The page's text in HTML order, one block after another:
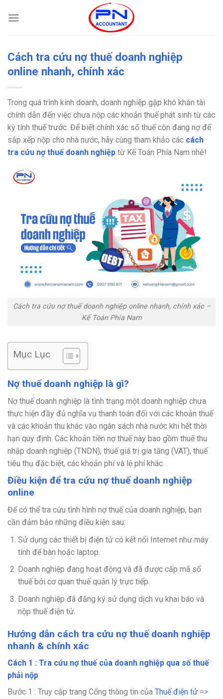
qua
Cách tra cứu nợ thuế doanh nghiệp
online nhanh, chính xác
Trong quá trình kinh doanh, doanh nghiệp gặp khó khăn tài
chính dẫn đến việc chưa nộp các khoản thuế phát sinh từ các
kỳ tính thuế trước. Để biết chính xác số thuế còn đang nợ để
sắp xếp nộp cho nhà nước, hãy cùng tham khảo các cách
tra cứu nợ thuế doanh nghiệp từ Kế Toán Phía Nam nhé!
Cách tra cứu nợ thuế doanh nghiệp online nhanh, chính xác –
Kế Toán Phía Nam
Mục Lục
Nợ thuế doanh nghiệp là gì?
Nợ thuế doanh nghiệp là tình trạng một doanh nghiệp chưa
thực hiện đầy đủ nghĩa vụ thanh toán đối với các khoản thuế
và các khoản thu khác vào ngân sách nhà nước khi hết thời
hạn quy định. Các khoản tiền nợ thuế này bao gồm thuế thu
nhập doanh nghiệp (TNDN), thuế giá trị gia tăng (VAT), thuế
tiêu thụ đặc biệt, các khoản phí và lệ phí khác.
Điều kiện để tra cứu nợ thuế doanh nghiệp
online
Để có thể tra cứu tình hình nợ thuế của doanh nghiệp, bạn
cần đảm bảo những điều kiện sau:
Sử dụng các thiết bị điện tử có kết nối Internet như máy
tính để bàn hoặc laptop.
Doanh nghiệp đang hoạt động và đã được cấp mã số
thuế bởi cơ quan thuế quản lý trực tiếp.
Doanh nghiệp đã đăng ký sử dụng dịch vụ khai báo và
nộp thuế điện tử.
Hướng dẫn cách tra cứu nợ thuế doanh nghiệp
nhanh & chính xác
Cách 1 : Tra cứu nợ thuế của doanh nghiệp qua số thuế
phải nộp
Bước 1 : Truy cập trang Cổng thông tin của Thuế điện tử =>